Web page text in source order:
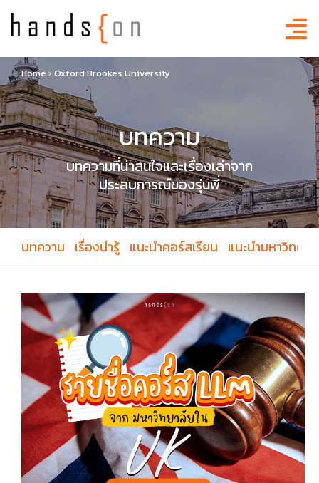
Home › Oxford Brookes University
บทความ
บทความที่น่าสนใจและเรื่องเล่าจาก
ประสบการณ์ของรุ่นพี่
บทความ เรื่องน่ารู้ แนะนำคอร์สเรียน แนะนำมหาวิทยา